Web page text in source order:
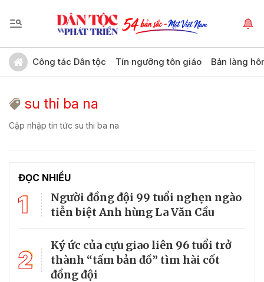
Công tác Dân tộc Tín ngưỡng tôn giáo Bản làng
su thi ba na
Cập nhập tin tức su thi ba na
ĐỌC NHIỀU
1
Người đồng đội 99 tuổi nghẹn ngào
tiễn biệt Anh hùng La Văn Cầu
2
Ký ức của cựu giao liên 96 tuổi trở
thành “tấm bản đồ” tìm hài cốt
đồng đội